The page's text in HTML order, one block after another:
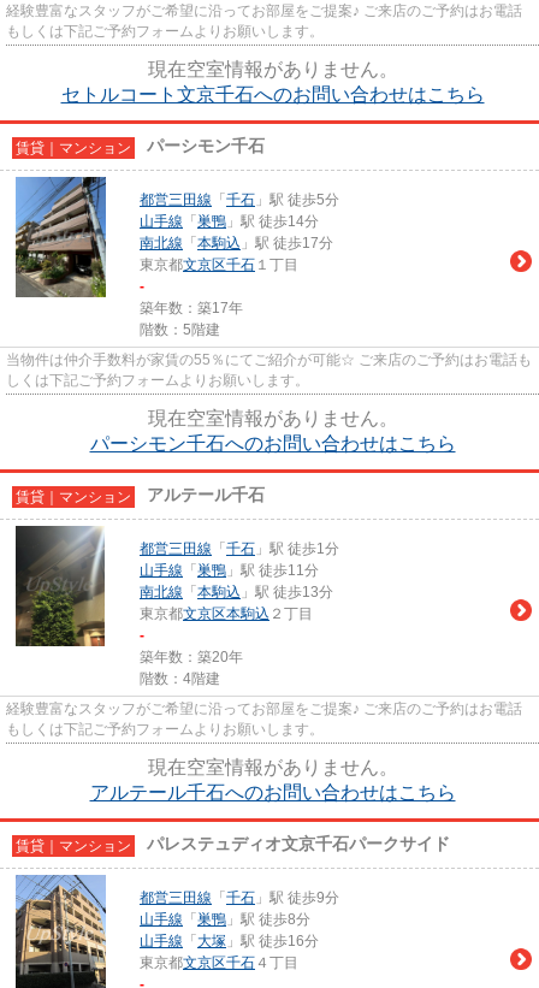
経験豊富なスタッフがご希望に沿ってお部屋をご提案♪ ご来店のご予約はお電話
もしくは下記ご予約フォームよりお願いします。
現在空室情報がありません。
セトルコート文京千石へのお問い合わせはこちら
賃貸｜マンション パーシモン千石
都営三田線 「 千石 」駅 徒歩5分
山手線 「 巣鴨 」駅 徒歩14分
南北線 「 本駒込 」駅 徒歩17分
東京都文京区千石 １丁目
-
築年数：築17年
階数：5階建
当物件は仲介手数料が家賃の55％にてご紹介が可能☆ ご来店のご予約はお電話も
しくは下記ご予約フォームよりお願いします。
現在空室情報がありません。
パーシモン千石へのお問い合わせはこちら
賃貸｜マンション アルテール千石
都営三田線 「 千石 」駅 徒歩1分
山手線 「 巣鴨 」駅 徒歩11分
南北線 「 本駒込 」駅 徒歩13分
東京都文京区本駒込 ２丁目
-
築年数：築20年
階数：4階建
経験豊富なスタッフがご希望に沿ってお部屋をご提案♪ ご来店のご予約はお電話
もしくは下記ご予約フォームよりお願いします。
現在空室情報がありません。
アルテール千石へのお問い合わせはこちら
賃貸｜マンション パレステュディオ文京千石パークサイド
都営三田線 「 千石 」駅 徒歩9分
山手線 「 巣鴨 」駅 徒歩8分
山手線 「 大塚 」駅 徒歩16分
東京都文京区千石 ４丁目
-